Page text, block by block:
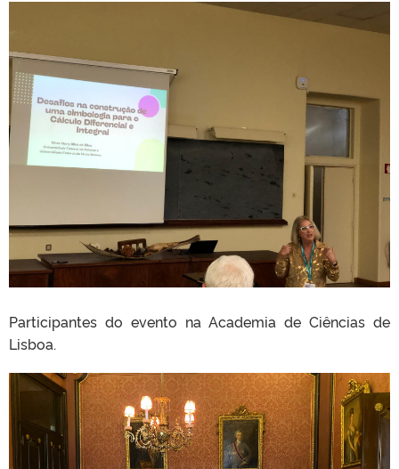
Participantes do evento na Academia de Ciências de
Lisboa.